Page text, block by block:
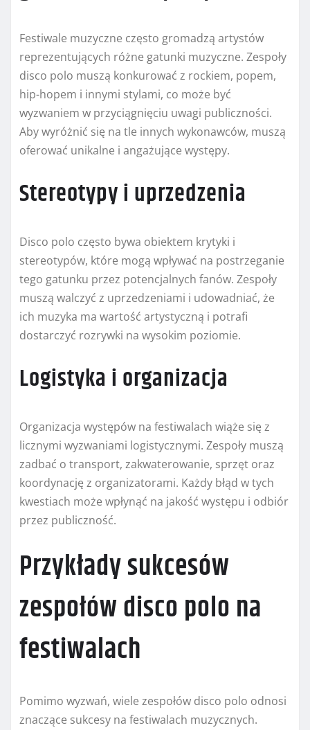
Festiwale muzyczne często gromadzą artystów
reprezentujących różne gatunki muzyczne. Zespoły
disco polo muszą konkurować z rockiem, popem,
hip-hopem i innymi stylami, co może być
wyzwaniem w przyciągnięciu uwagi publiczności.
Aby wyróżnić się na tle innych wykonawców, muszą
oferować unikalne i angażujące występy.
Stereotypy i uprzedzenia
Disco polo często bywa obiektem krytyki i
stereotypów, które mogą wpływać na postrzeganie
tego gatunku przez potencjalnych fanów. Zespoły
muszą walczyć z uprzedzeniami i udowadniać, że
ich muzyka ma wartość artystyczną i potrafi
dostarczyć rozrywki na wysokim poziomie.
Logistyka i organizacja
Organizacja występów na festiwalach wiąże się z
licznymi wyzwaniami logistycznymi. Zespoły muszą
zadbać o transport, zakwaterowanie, sprzęt oraz
koordynację z organizatorami. Każdy błąd w tych
kwestiach może wpłynąć na jakość występu i odbiór
przez publiczność.
Przykłady sukcesów
zespołów disco polo na
festiwalach
Pomimo wyzwań, wiele zespołów disco polo odnosi
znaczące sukcesy na festiwalach muzycznych.